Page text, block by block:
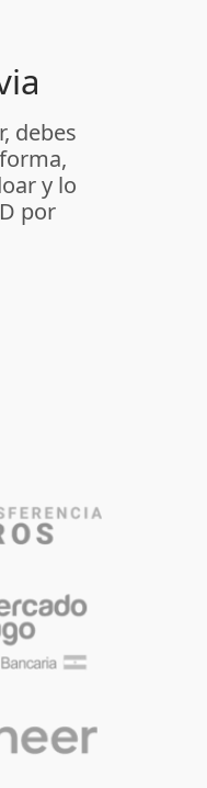
debes
y lo
por